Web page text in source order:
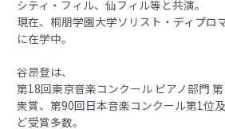
シティ・フィル、仙フィル等と共演。
現在、桐朋学園大学ソリスト・ディプロ
に在学中。
谷昂登は、
第18回東京音楽コンクール ピアノ部門
衆賞、第90回日本音楽コンクール第1位
ど受賞多数。